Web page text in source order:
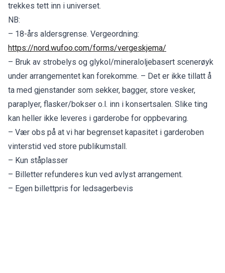
trekkes tett inn i universet.
NB:
– 18-års aldersgrense. Vergeordning:
https://nord.wufoo.com/forms/vergeskjema/
– Bruk av strobelys og glykol/mineraloljebasert scenerøyk
under arrangementet kan forekomme. – Det er ikke tillatt å
ta med gjenstander som sekker, bagger, store vesker,
paraplyer, flasker/bokser o.l. inn i konsertsalen. Slike ting
kan heller ikke leveres i garderobe for oppbevaring.
– Vær obs på at vi har begrenset kapasitet i garderoben
vinterstid ved store publikumstall.
– Kun ståplasser
– Billetter refunderes kun ved avlyst arrangement.
– Egen billettpris for ledsagerbevis